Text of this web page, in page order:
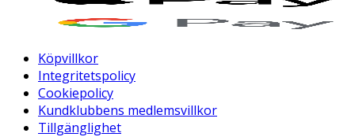
Köpvillkor
Integritetspolicy
Cookiepolicy
Kundklubbens medlemsvillkor
Tillgänglighet